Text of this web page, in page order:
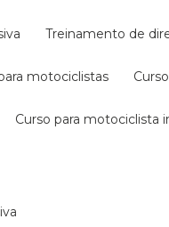
treinamento de
motociclistas
curso para motociclista